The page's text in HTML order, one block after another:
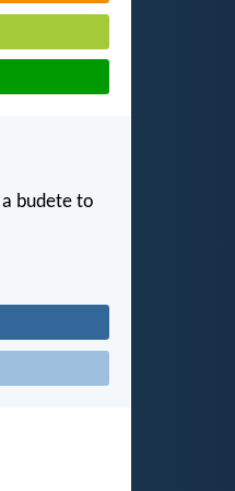
budete to